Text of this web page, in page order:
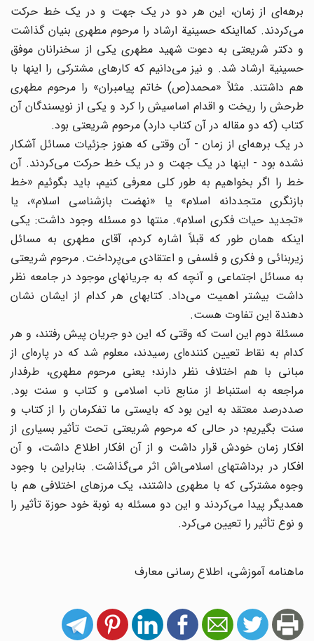
برهه‌ای از زمان، این هر دو در یک جهت و در یک خط حرکت
می‌کردند. کمااینکه حسینیة ارشاد را مرحوم مطهری بنیان گذاشت
و دکتر شریعتی به دعوت شهید مطهری یکی از سخنرانان موفق
حسینیة ارشاد شد. و نیز می‌دانیم که کارهای مشترکی را اینها با
هم داشتند. مثلاً «محمد(ص) خاتم پیامبران» را مرحوم مطهری
طرحش را ریخت و اقدام اساسیش را کرد و یکی از نویسندگان آن
کتاب (که دو مقاله در آن کتاب دارد) مرحوم شریعتی بود.
در یک برهه‌ای از زمان - آن وقتی که هنوز جزئیات مسائل آشکار
نشده بود - اینها در یک جهت و در یک خط حرکت می‌کردند. آن
خط را اگر بخواهیم به طور کلی معرفی کنیم، باید بگوئیم «خط
بازنگری متجددانه اسلام» یا «نهضت بازشناسی اسلام»، یا
«تجدید حیات فکری اسلام». منتها دو مسئله وجود داشت: یکی
اینکه همان طور که قبلاً اشاره کردم، آقای مطهری به مسائل
زیربنائی و فکری و فلسفی و اعتقادی می‌پرداخت. مرحوم شریعتی
به مسائل اجتماعی و آنچه که به جریانهای موجود در جامعه نظر
داشت بیشتر اهمیت می‌داد. کتابهای هر کدام از ایشان نشان
دهندة این تفاوت هست.
مسئلة دوم این است که وقتی که این دو جریان پیش رفتند، و هر
کدام به نقاط تعیین کننده‌ای رسیدند، معلوم شد که در پاره‌ای از
مبانی با هم اختلاف نظر دارند؛ یعنی مرحوم مطهری، طرفدار
مراجعه به استنباط از منابع ناب اسلامی و کتاب و سنت بود.
صددرصد معتقد به این بود که بایستی ما تفکرمان را از کتاب و
سنت بگیریم؛ در حالی که مرحوم شریعتی تحت تأثیر بسیاری از
افکار زمان خودش قرار داشت و از آن افکار اطلاع داشت، و آن
افکار در برداشتهای اسلامی‌اش اثر می‌گذاشت. بنابراین با وجود
وجوه مشترکی که با مطهری داشتند، یک مرزهای اختلافی هم با
همدیگر پیدا می‌کردند و این دو مسئله به نوبة خود حوزة تأثیر را
و نوع تأثیر را تعیین می‌کرد.
ماهنامه آموزشی، اطلاع رسانی معارف